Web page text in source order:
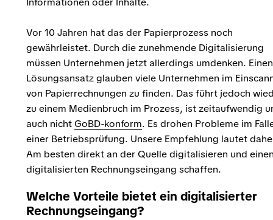
Vor 10 Jahren hat das der Papierprozess noch
gewährleistet. Durch die zunehmende Digitalisierung
müssen Unternehmen jetzt allerdings umdenken. Einen
Lösungsansatz glauben viele Unternehmen im
von Papierrechnungen zu finden. Das führt jedoch
zu einem Medienbruch im Prozess, ist zeitaufwendig
auch nicht GoBD-konform. Es drohen Probleme im
einer Betriebsprüfung. Unsere Empfehlung lautet
Am besten direkt an der Quelle digitalisieren und
digitalisierten Rechnungseingang schaffen.
Welche Vorteile bietet ein digitalisierter
Rechnungseingang?